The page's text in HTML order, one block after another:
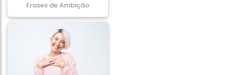
Frases de Ambição